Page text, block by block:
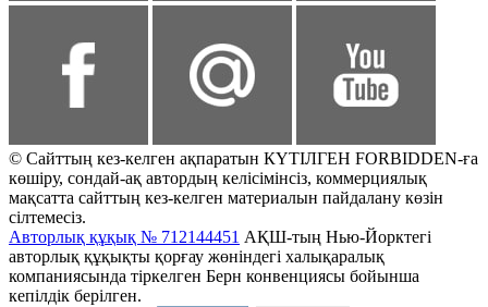
© Сайттың кез-келген ақпаратын КҮТІЛГЕН FORBIDDEN-ға
көшіру, сондай-ақ автордың келісімінсіз, коммерциялық
мақсатта сайттың кез-келген материалын пайдалану көзін
сілтемесіз.
Авторлық құқық № 712144451 АҚШ-тың Нью-Йорктегі
авторлық құқықты қорғау жөніндегі халықаралық
компаниясында тіркелген Берн конвенциясы бойынша
кепілдік берілген.